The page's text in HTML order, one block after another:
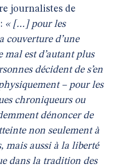
journalistes de
« […] pour les
couverture d’une
est d’autant plus
décident de s’en
– pour les
chroniqueurs ou
dénoncer de
non seulement à
mais aussi à la liberté
dans la tradition des